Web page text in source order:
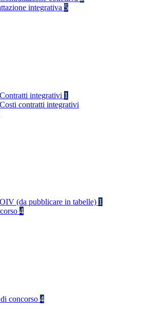
integrativa 5
Contratti integrativi 1
Costi contratti integrativi
OIV (da pubblicare in tabelle) 1
4
concorso 4